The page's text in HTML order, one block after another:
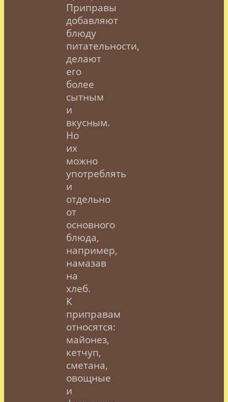
Приправы
добавляют
блюду
питательности,
делают
его
более
сытным
и
вкусным.
Но
их
можно
употреблять
и
отдельно
от
основного
блюда,
например,
намазав
на
хлеб.
К
приправам
относятся:
майонез,
кетчуп,
сметана,
овощные
и